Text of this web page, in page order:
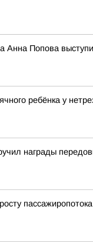
Анна Попова
ребёнка у
награды